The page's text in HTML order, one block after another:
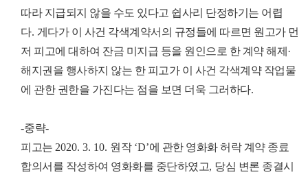
따라 지급되지 않을 수도 있다고 쉽사리 단정하기는 어렵
다. 게다가 이 사건 각색계약서의 규정들에 따르면 원고가 먼
저 피고에 대하여 잔금 미지급 등을 원인으로 한 계약 해제 ·
해지권을 행사하지 않는 한 피고가 이 사건 각색계약 작업물
에 관한 권한을 가진다는 점을 보면 더욱 그러하다.
-중략-
피고는 2020. 3. 10. 원작 ‘D’에 관한 영화화 허락 계약 종료
합의서를 작성하여 영화화를 중단하였고, 당심 변론 종결시